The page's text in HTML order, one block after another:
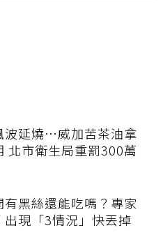
波延燒…威加苦茶油拿
北市衛生局重罰300萬
有黑絲還能吃嗎？專家
出現「3情況」快丟掉